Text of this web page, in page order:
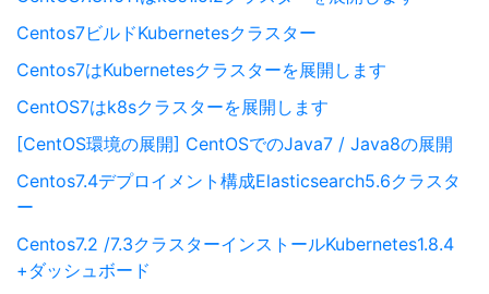
Centos7ビルドKubernetesクラスター
Centos7はKubernetesクラスターを展開します
CentOS7はk8sクラスターを展開します
[CentOS環境の展開] CentOSでのJava7 / Java8の展開
Centos7.4デプロイメント構成Elasticsearch5.6クラスタ
ー
Centos7.2 /7.3クラスターインストールKubernetes1.8.4
+ダッシュボード